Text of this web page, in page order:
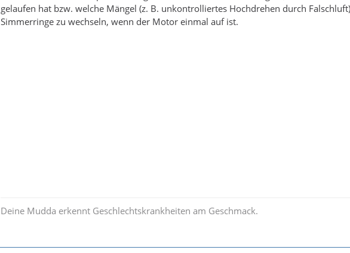
gelaufen hat bzw. welche Mängel (z. B. unkontrolliertes Hochdrehen durch
Simmerringe zu wechseln, wenn der Motor einmal auf ist.
Deine Mudda erkennt Geschlechtskrankheiten am Geschmack.